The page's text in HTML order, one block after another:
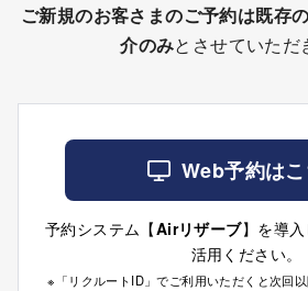
ご新規のお客さまのご予約は既存
介のみとさせていただ
Web予約は
予約システム【Airリザーブ】を導
活用ください。
※「リクルートID」でご利用いただくと次回